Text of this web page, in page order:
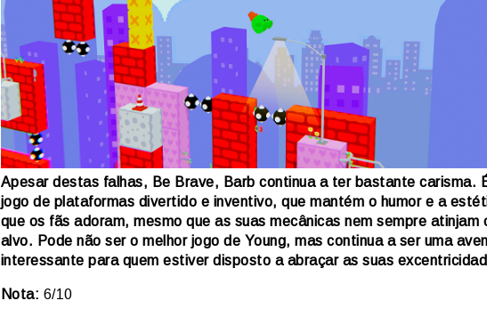
Apesar destas falhas, Be Brave, Barb continua a ter bastante carisma.
jogo de plataformas divertido e inventivo, que mantém o humor e a
que os fãs adoram, mesmo que as suas mecânicas nem sempre atinjam
alvo. Pode não ser o melhor jogo de Young, mas continua a ser uma
interessante para quem estiver disposto a abraçar as suas
Nota: 6/10